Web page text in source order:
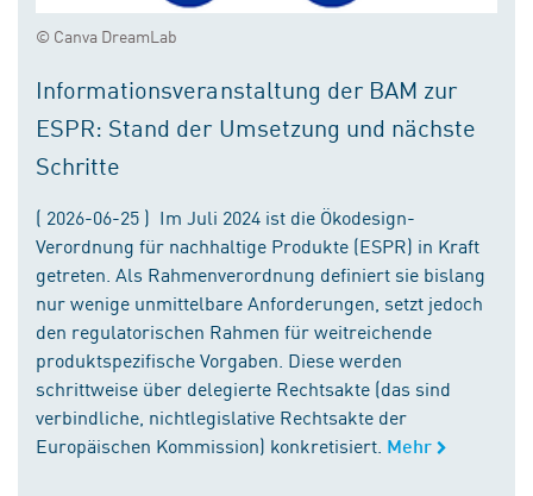
© Canva DreamLab
Informationsveranstaltung der BAM zur
ESPR: Stand der Umsetzung und nächste
Schritte
( 2026-06-25 ) Im Juli 2024 ist die Ökodesign-
Verordnung für nachhaltige Produkte (ESPR) in Kraft
getreten. Als Rahmenverordnung definiert sie bislang
nur wenige unmittelbare Anforderungen, setzt jedoch
den regulatorischen Rahmen für weitreichende
produktspezifische Vorgaben. Diese werden
schrittweise über delegierte Rechtsakte (das sind
verbindliche, nichtlegislative Rechtsakte der
Europäischen Kommission) konkretisiert. Mehr